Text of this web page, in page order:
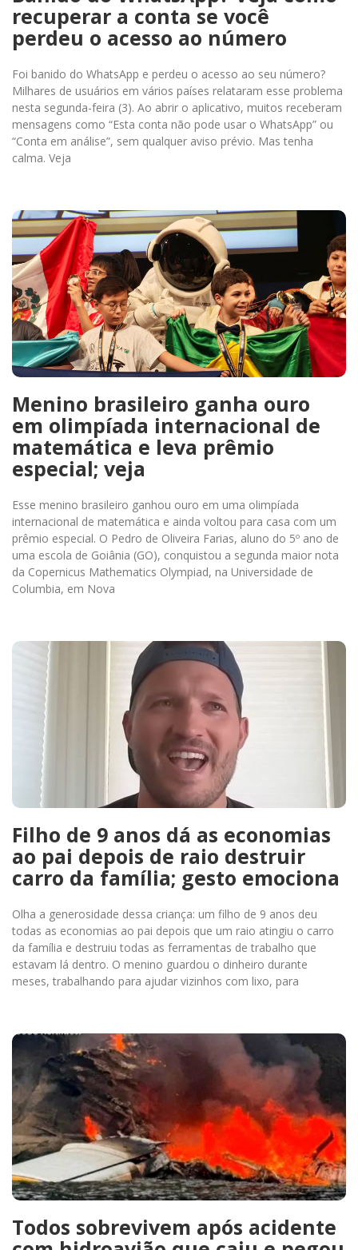
recuperar a conta se você
perdeu o acesso ao número
Foi banido do WhatsApp e perdeu o acesso ao seu número?
Milhares de usuários em vários países relataram esse problema
nesta segunda-feira (3). Ao abrir o aplicativo, muitos receberam
mensagens como “Esta conta não pode usar o WhatsApp” ou
“Conta em análise”, sem qualquer aviso prévio. Mas tenha
calma. Veja
Menino brasileiro ganha ouro
em olimpíada internacional de
matemática e leva prêmio
especial; veja
Esse menino brasileiro ganhou ouro em uma olimpíada
internacional de matemática e ainda voltou para casa com um
prêmio especial. O Pedro de Oliveira Farias, aluno do 5º ano de
uma escola de Goiânia (GO), conquistou a segunda maior nota
da Copernicus Mathematics Olympiad, na Universidade de
Columbia, em Nova
Filho de 9 anos dá as economias
ao pai depois de raio destruir
carro da família; gesto emociona
Olha a generosidade dessa criança: um filho de 9 anos deu
todas as economias ao pai depois que um raio atingiu o carro
da família e destruiu todas as ferramentas de trabalho que
estavam lá dentro. O menino guardou o dinheiro durante
meses, trabalhando para ajudar vizinhos com lixo, para
Todos sobrevivem após acidente